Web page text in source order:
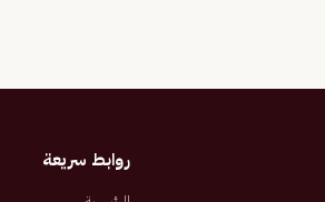
روابط سريعة